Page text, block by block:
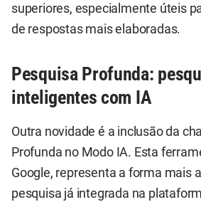
superiores, especialmente úteis
de respostas mais elaboradas.
Pesquisa Profunda:
inteligentes com IA
Outra novidade é a inclusão da
Profunda no Modo IA. Esta
Google, representa a forma mais
pesquisa já integrada na